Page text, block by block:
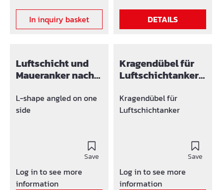
In inquiry basket DETAILS
Luftschicht und
Maueranker nach
L-shape angled on one
side
Save
Log in to see more
information
Kragendübel für
Luftschichtanker
Kragendübel für
Luftschichtanker
Save
Log in to see more
information